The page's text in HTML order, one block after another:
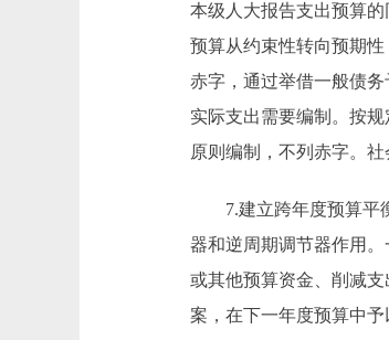
本级人大报告支出预算
预算从约束性转向预期
赤字，通过举借一般债
实际支出需要编制。按
原则编制，不列赤字。
7.建立跨年度预算平衡
器和逆周期调节器作用
或其他预算资金、削减
案，在下一年度预算中